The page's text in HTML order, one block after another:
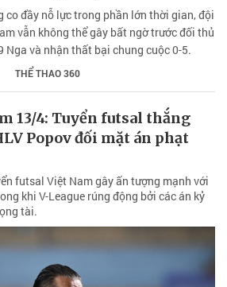
co đầy nỗ lực trong phần lớn thời gian, đội
vẫn không thể gây bất ngờ trước đối thủ
Nga và nhận thất bại chung cuộc 0-5.
THỂ THAO 360
13/4: Tuyển futsal thắng
Popov đối mặt án phạt
futsal Việt Nam gây ấn tượng mạnh với
khi V-League rúng động bởi các án kỷ
tài.